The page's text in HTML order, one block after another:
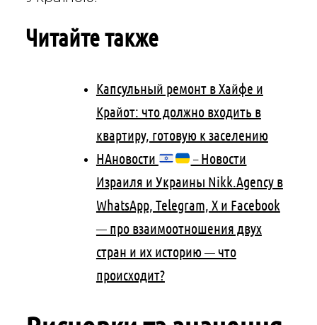
Читайте также
Капсульный ремонт в Хайфе и
Крайот: что должно входить в
квартиру, готовую к заселению
НАновости
– Новости
Израиля и Украины Nikk.Agency в
WhatsApp, Telegram, X и Facebook
— про взаимоотношения двух
стран и их историю — что
происходит?